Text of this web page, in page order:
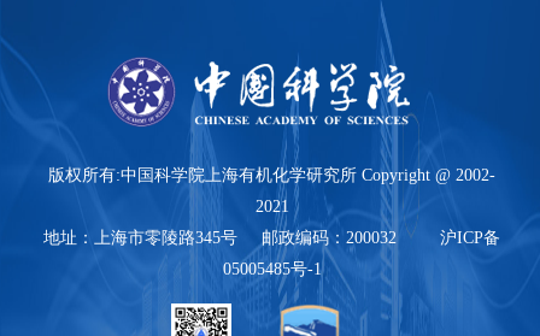
版权所有:中国科学院上海有机化学研究所 Copyright @ 2002-
2021
地址：上海市零陵路345号 邮政编码：200032 沪ICP备
05005485号-1